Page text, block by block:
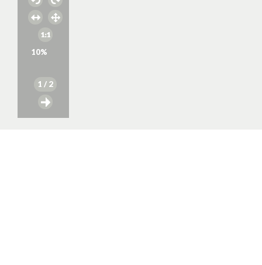
10%
1 / 2